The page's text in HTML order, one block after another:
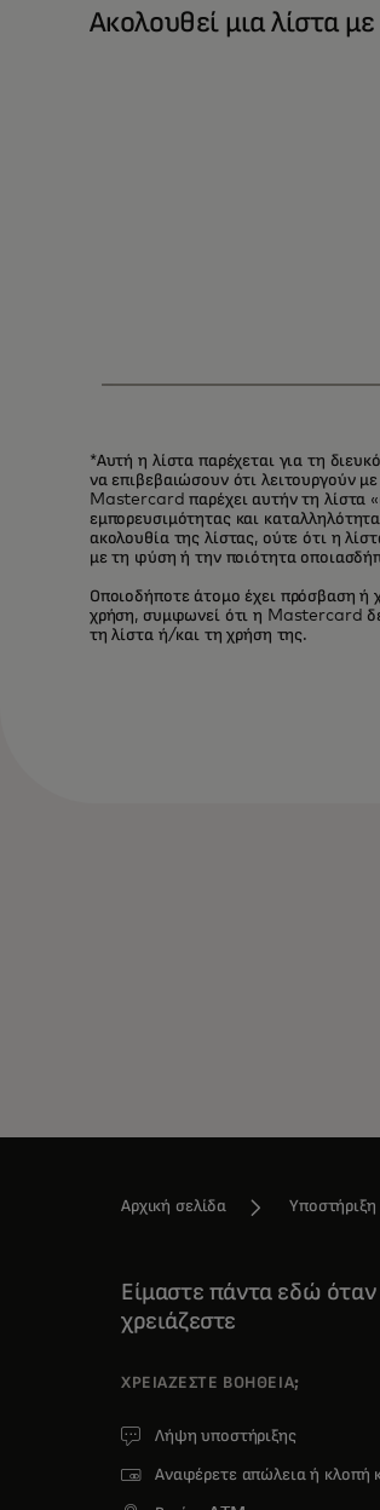
Ακολουθεί μια λίστα
*Αυτή η λίστα παρέχεται για τη
να επιβεβαιώσουν ότι λειτουργούν
Mastercard παρέχει αυτήν τη λίστα
εμπορευσιμότητας και
ακολουθία της λίστας, ούτε ότι η
με τη φύση ή την ποιότητα
Οποιοδήποτε άτομο έχει πρόσβαση ή
χρήση, συμφωνεί ότι η Mastercard
τη λίστα ή/και τη χρήση της.
Αρχική σελίδα
Είμαστε πάντα εδώ όταν
χρειάζεστε
ΧΡΕΙΆΖΕΣΤΕ ΒΟΉΘΕΙΑ;
Λήψη υποστήριξης
Αναφέρετε απώλεια ή κλοπή